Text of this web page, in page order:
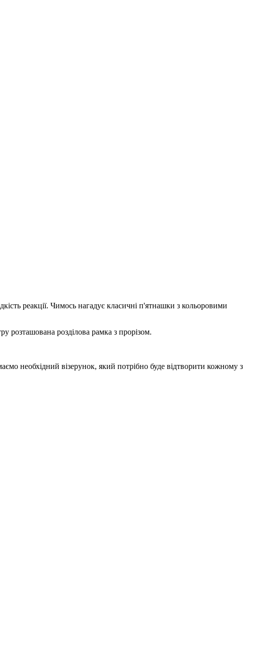
реакції. Чимось нагадує класичні п'ятнашки з кольоровими
розташована розділова рамка з прорізом.
необхідний візерунок, який потрібно буде відтворити кожному з